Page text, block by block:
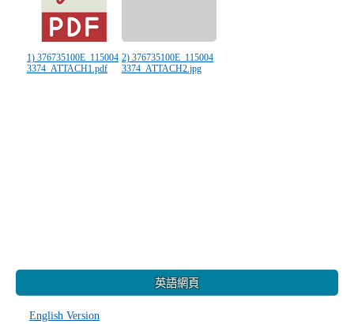
1) 376735100E_115004
3374_ATTACH1.pdf
2) 376735100E_115004
3374_ATTACH2.jpg
英語網頁
English Version